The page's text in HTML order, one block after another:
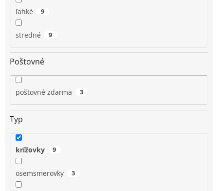
ľahké 9
stredné 9
Poštovné
poštovné zdarma 3
Typ
krížovky 9
osemsmerovky 3